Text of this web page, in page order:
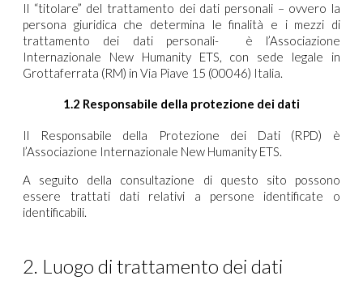
Il “titolare” del trattamento dei dati personali – ovvero la
persona giuridica che determina le finalità e i mezzi di
trattamento dei dati personali- è l’Associazione
Internazionale New Humanity ETS, con sede legale in
Grottaferrata (RM) in Via Piave 15 (00046) Italia.
1.2 Responsabile della protezione dei dati
Il Responsabile della Protezione dei Dati (RPD) è
l’Associazione Internazionale New Humanity ETS.
A seguito della consultazione di questo sito possono
essere trattati dati relativi a persone identificate o
identificabili.
2. Luogo di trattamento dei dati